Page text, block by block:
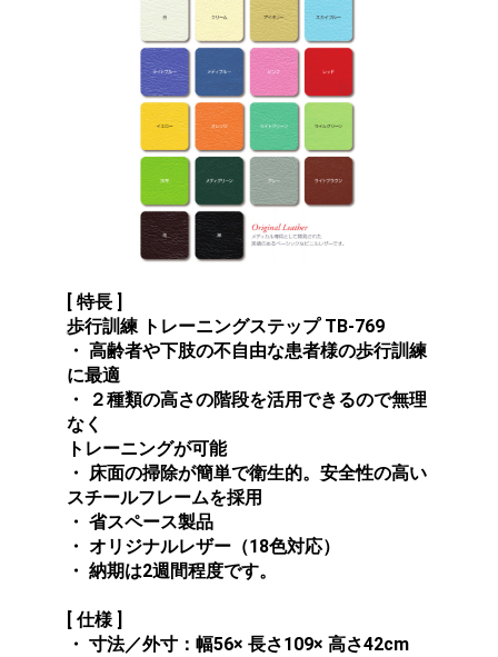
[ 特長 ]
歩行訓練 トレーニングステップ TB-769
・ 高齢者や下肢の不自由な患者様の歩行訓練
に最適
・ ２種類の高さの階段を活用できるので無理
なく
トレーニングが可能
・ 床面の掃除が簡単で衛生的。安全性の高い
スチールフレームを採用
・ 省スペース製品
・ オリジナルレザー（18色対応）
・ 納期は2週間程度です。
[ 仕様 ]
・ 寸法／外寸：幅56× 長さ109× 高さ42cm